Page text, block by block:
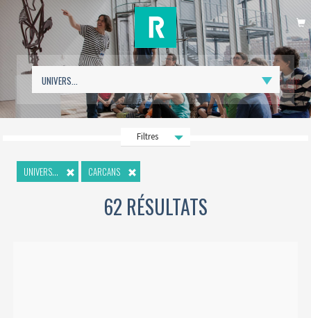
Filtres
UNIVERS... CARCANS
62 RÉSULTATS